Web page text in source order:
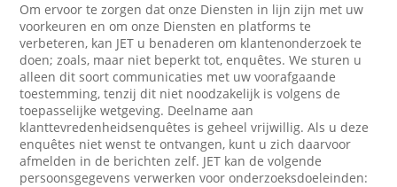
Om ervoor te zorgen dat onze Diensten in lijn zijn met uw
voorkeuren en om onze Diensten en platforms te
verbeteren, kan JET u benaderen om klantenonderzoek te
doen; zoals, maar niet beperkt tot, enquêtes. We sturen u
alleen dit soort communicaties met uw voorafgaande
toestemming, tenzij dit niet noodzakelijk is volgens de
toepasselijke wetgeving. Deelname aan
klanttevredenheidsenquêtes is geheel vrijwillig. Als u deze
enquêtes niet wenst te ontvangen, kunt u zich daarvoor
afmelden in de berichten zelf. JET kan de volgende
persoonsgegevens verwerken voor onderzoeksdoeleinden: